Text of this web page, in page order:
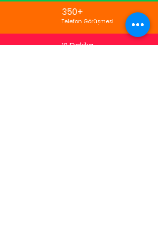
350+
Telefon Görüşmesi
12 Dakika